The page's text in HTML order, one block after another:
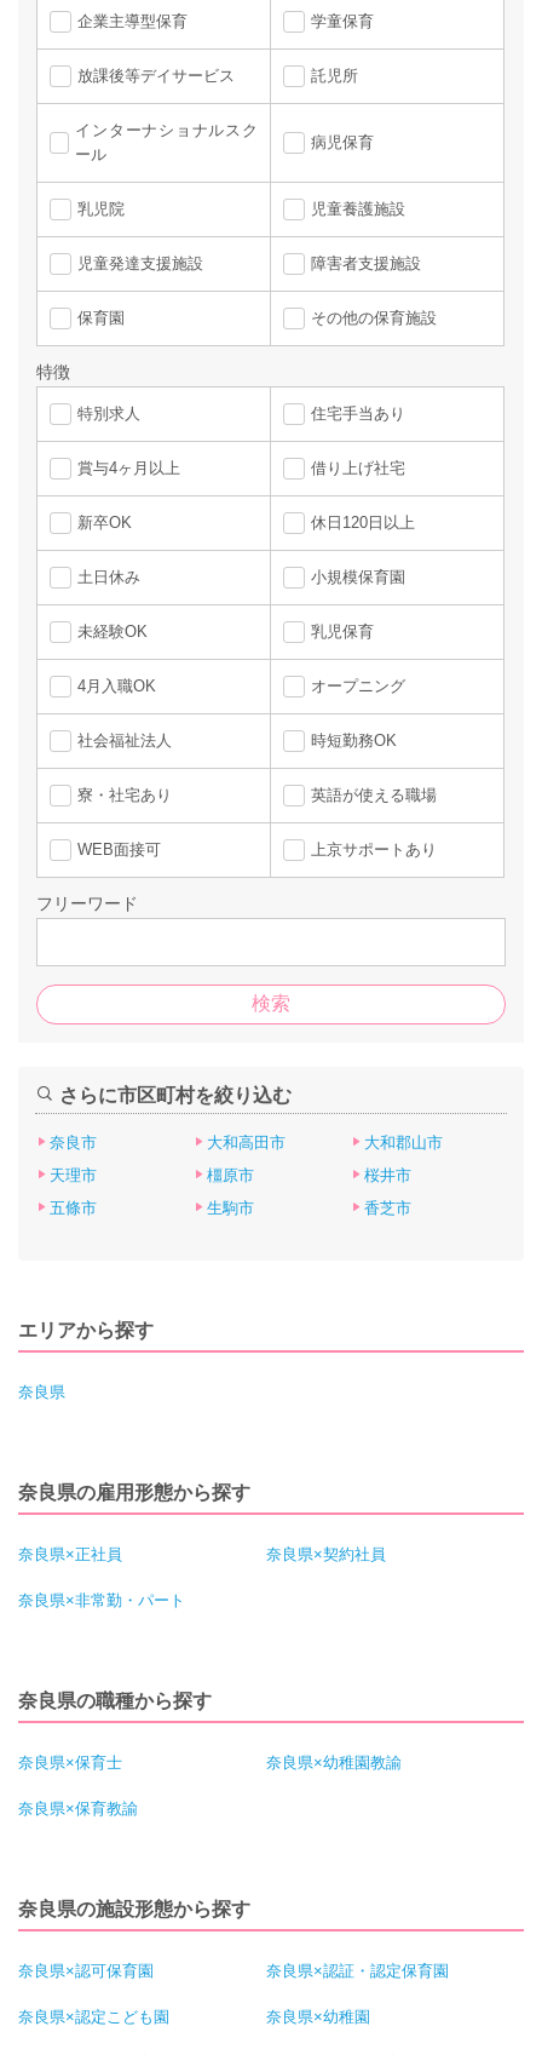
企業主導型保育 学童保育
放課後等デイサービス 託児所
インターナショナルスク
ール
病児保育
乳児院 児童養護施設
児童発達支援施設 障害者支援施設
保育園 その他の保育施設
特徴
特別求人 住宅手当あり
賞与4ヶ月以上 借り上げ社宅
新卒OK 休日120日以上
土日休み 小規模保育園
未経験OK 乳児保育
4月入職OK オープニング
社会福祉法人 時短勤務OK
寮・社宅あり 英語が使える職場
WEB面接可 上京サポートあり
フリーワード
さらに市区町村を絞り込む
奈良市 大和高田市
大和郡山市
天理市
橿原市
桜井市
五條市
生駒市 香芝市
エリアから探す
奈良県
奈良県の雇用形態から探す
奈良県×正社員 奈良県×契約社員
奈良県×非常勤・パート
奈良県の職種から探す
奈良県×保育士 奈良県×幼稚園教諭
奈良県×保育教諭
奈良県の施設形態から探す
奈良県×認可保育園 奈良県×認証・認定保育園
奈良県×認定こども園 奈良県×幼稚園